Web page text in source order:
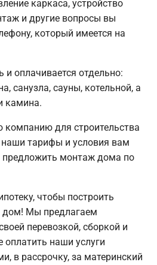
каркаса, устройство
и другие вопросы вы
который имеется на
и оплачивается отдельно:
санузла, сауны, котельной, а
камина.
компанию для строительства
тарифы и условия вам
предложить монтаж дома по
чтобы построить
дом! Мы предлагаем
перевозкой, сборкой и
наши услуги
в рассрочку, за материнский